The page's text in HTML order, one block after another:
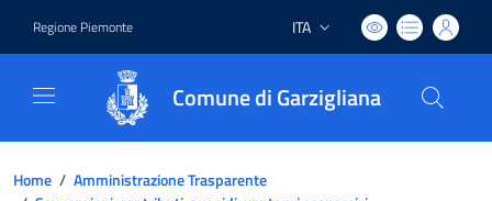
Regione Piemonte Lingua attiva:
ITA
Comune di Garzigliana
Home / Amministrazione Trasparente